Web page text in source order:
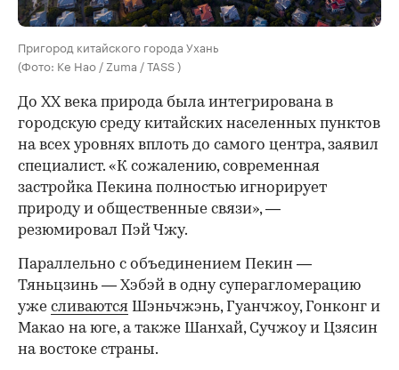
Пригород китайского города Ухань
(Фото: Ke Hao / Zuma / TASS )
До XX века природа была интегрирована в
городскую среду китайских населенных пунктов
на всех уровнях вплоть до самого центра, заявил
специалист. «К сожалению, современная
застройка Пекина полностью игнорирует
природу и общественные связи», —
резюмировал Пэй Чжу.
Параллельно с объединением Пекин —
Тяньцзинь — Хэбэй в одну суперагломерацию
уже сливаются Шэньчжэнь, Гуанчжоу, Гонконг и
Макао на юге, а также Шанхай, Сучжоу и Цзясин
на востоке страны.